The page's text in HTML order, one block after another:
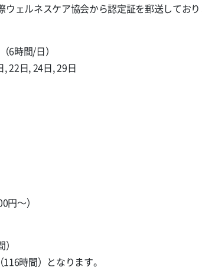
ェルネスケア協会から認定証を郵送しており
6時間/日）
, 22日, 24日, 29日
円〜）
時間）となります。